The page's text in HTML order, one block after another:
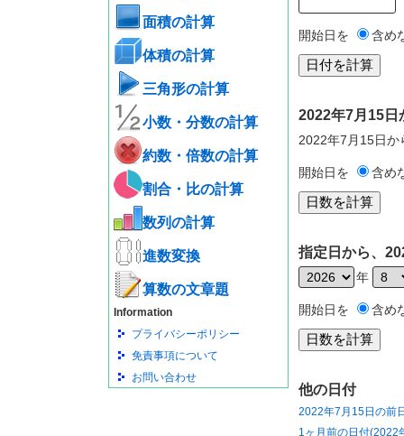
面積の計算
体積の計算
三角形の計算
小数・分数の計算
約数・倍数の計算
割合・比の計算
数列の計算
進数変換
算数の文章題
Information
プライバシーポリシー
免責事項について
お問い合わせ
開始日を 含め
2022年7月15日
2022年7月15日か
開始日を 含め
指定日から、
年
開始日を 含め
他の日付
2022年7月15日の前日
1ヶ月前の日付(2022